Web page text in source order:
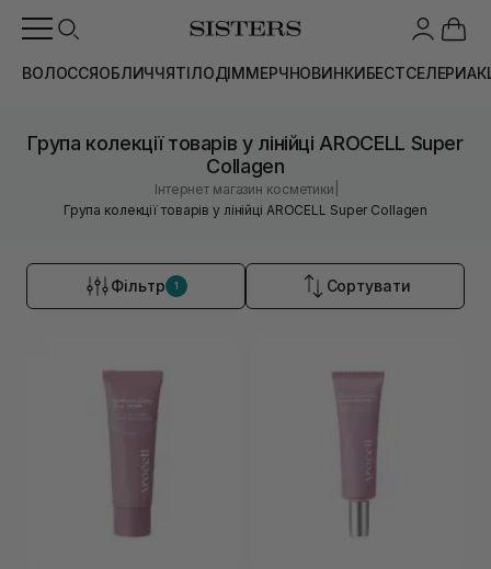
ВОЛОССЯОБЛИЧЧЯТІЛОДІММЕРЧНОВИНКИБЕСТСЕЛЕРИ
Група колекції товарів у лінійці AROCELL Super
Collagen
Інтернет магазин косметики
Група колекції товарів у лінійці AROCELL Super Collagen
Фільтр 1 Сортувати